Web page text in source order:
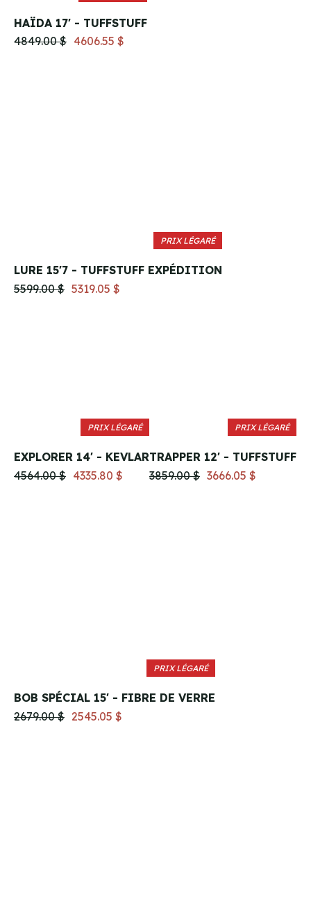
HAÏDA 17' - TUFFSTUFF
4849.00 $ 4606.55 $
PRIX LÉGARÉ
LURE 15'7 - TUFFSTUFF EXPÉDITION
5599.00 $ 5319.05 $
PRIX LÉGARÉ
EXPLORER 14' - KEVLAR
4564.00 $ 4335.80 $
PRIX LÉGARÉ
TRAPPER 12' - TUFFSTUFF
3859.00 $ 3666.05 $
PRIX LÉGARÉ
BOB SPÉCIAL 15' - FIBRE DE VERRE
2679.00 $ 2545.05 $